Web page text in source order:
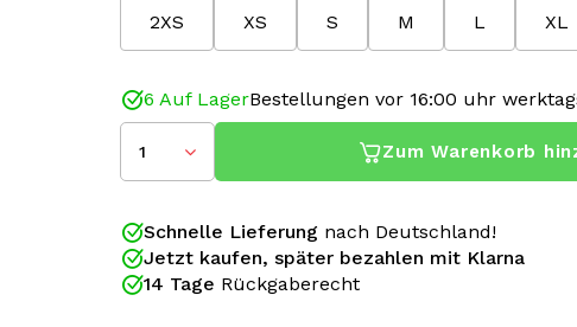
2XS XS S M L XL
6 Auf LagerBestellungen vor 16:00 uhr
1 Zum Warenkorb
Schnelle Lieferung nach Deutschland!
Jetzt kaufen, später bezahlen mit Klarna
14 Tage Rückgaberecht